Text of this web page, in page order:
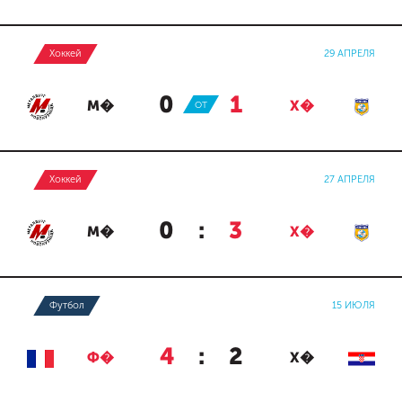
Хоккей 29 АПРЕЛЯ
М� 0 : 1 Х�
ОТ
Хоккей 27 АПРЕЛЯ
М� 0 : 3 Х�
Футбол 15 ИЮЛЯ
Ф� 4 : 2 Х�